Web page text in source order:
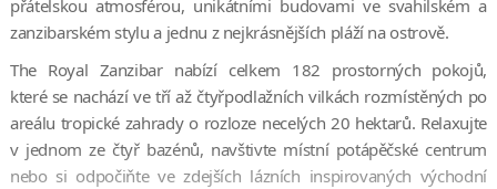
přátelskou atmosférou, unikátními budovami ve svahilském a
zanzibarském stylu a jednu z nejkrásnějších pláží na ostrově.
The Royal Zanzibar nabízí celkem 182 prostorných pokojů,
které se nachází ve tří až čtyřpodlažních vilkách rozmístěných po
areálu tropické zahrady o rozloze necelých 20 hektarů. Relaxujte
v jednom ze čtyř bazénů, navštivte místní potápěčské centrum
nebo si odpočiňte ve zdejších lázních inspirovaných východní